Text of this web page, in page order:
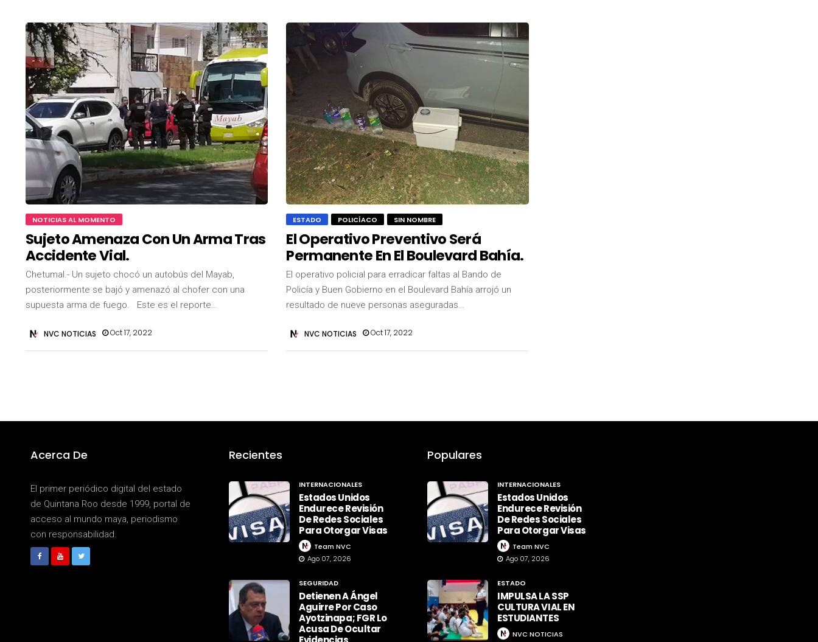
NOTICIAS AL MOMENTO
Sujeto Amenaza Con Un Arma Tras
Accidente Vial.
Chetumal.- Un sujeto chocó un autobús del Mayab,
posteriormente se bajó y amenazó al chofer con una
supuesta arma de fuego. Este es el reporte…
NVC NOTICIAS Oct 17, 2022
ESTADO POLICÍACO SIN NOMBRE
El Operativo Preventivo Será
Permanente En El Boulevard Bahía.
El operativo policial para erradicar faltas al Bando de
Policía y Buen Gobierno en el Boulevard Bahía arrojó un
resultado de nueve personas aseguradas…
NVC NOTICIAS Oct 17, 2022
Acerca De
El primer periódico digital del estado
de Quintana Roo desde 1999, portal de
acceso al mundo maya, periodismo
con responsabilidad.
Recientes
INTERNACIONALES
Estados Unidos
Endurece Revisión
De Redes Sociales
Para Otorgar Visas
Team NVC
Ago 07, 2026
SEGURIDAD
Detienen A Ángel
Aguirre Por Caso
Ayotzinapa; FGR Lo
Acusa De Ocultar
Populares
INTERNACIONALES
Estados Unidos
Endurece Revisión
De Redes Sociales
Para Otorgar Visas
Team NVC
Ago 07, 2026
ESTADO
IMPULSA LA SSP
CULTURA VIAL EN
ESTUDIANTES
NVC NOTICIAS